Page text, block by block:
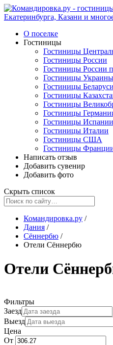
О поселке
Гостиницы
Гостиницы
Гостиницы России
Гостиницы России
Гостиницы Украины
Гостиницы Беларуси
Гостиницы
Гостиницы
Гостиницы
Гостиницы Испании
Гостиницы Италии
Гостиницы США
Гостиницы
Написать отзыв
Добавить сувенир
Добавить фото
Скрыть список
Командировка.ру /
Дания /
Сённербю /
Отели Сённербю
Отели
Фильтры
Заезд
Выезд
Цена
От